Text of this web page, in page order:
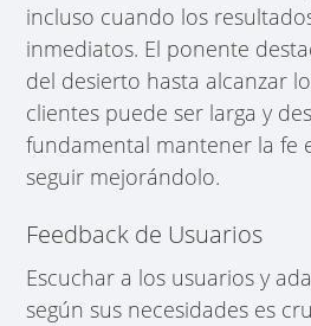
incluso cuando los
inmediatos. El ponente
del desierto hasta alcanzar
clientes puede ser larga y
fundamental mantener la fe
seguir mejorándolo.
Feedback de Usuarios
Escuchar a los usuarios y
según sus necesidades es